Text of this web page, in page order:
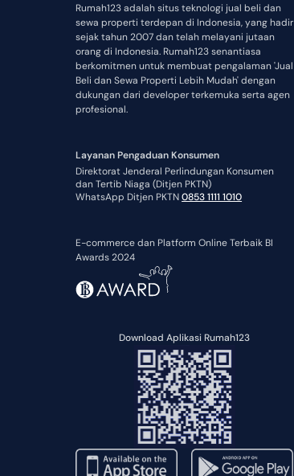
Rumah123 adalah situs teknologi jual beli dan
sewa properti terdepan di Indonesia, yang hadir
sejak tahun 2007 dan telah melayani jutaan
orang di Indonesia. Rumah123 senantiasa
berkomitmen untuk membuat pengalaman 'Jual
Beli dan Sewa Properti Lebih Mudah' dengan
dukungan dari developer terkemuka serta agen
profesional.
Layanan Pengaduan Konsumen
Direktorat Jenderal Perlindungan Konsumen
dan Tertib Niaga (Ditjen PKTN)
WhatsApp Ditjen PKTN0853 1111 1010
E-commerce dan Platform Online Terbaik BI
Awards 2024
Download Aplikasi Rumah123